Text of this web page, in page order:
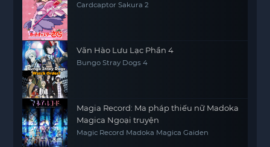
Cardcaptor Sakura 2
Văn Hào Lưu Lạc Phần 4
Bungo Stray Dogs 4
Magia Record: Ma pháp thiếu nữ Madoka
Magica Ngoại truyện
Magic Record Madoka Magica Gaiden